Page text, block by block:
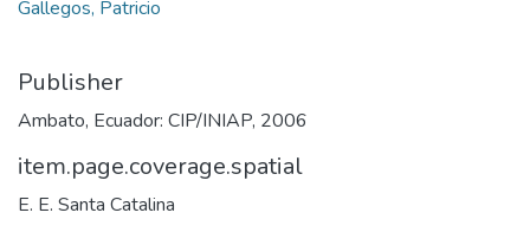
Gallegos, Patricio
Publisher
Ambato, Ecuador: CIP/INIAP, 2006
item.page.coverage.spatial
E. E. Santa Catalina